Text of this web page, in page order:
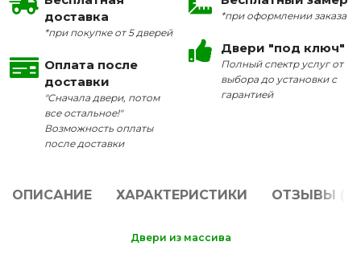
доставка
*при покупке от 5 дверей
Оплата после
доставки
"Сначала двери, потом
все остальное!"
Возможность оплаты
после доставки
*при оформлении заказа
Двери "под ключ"
Полный спектр услуг от
выбора до установки с
гарантией
ОПИСАНИЕ ХАРАКТЕРИСТИКИ ОТЗЫВЫ (0)
Двери из массива